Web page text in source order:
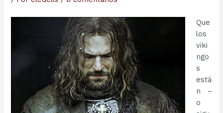
Que
los
viki
ngo
s
está
n –
o